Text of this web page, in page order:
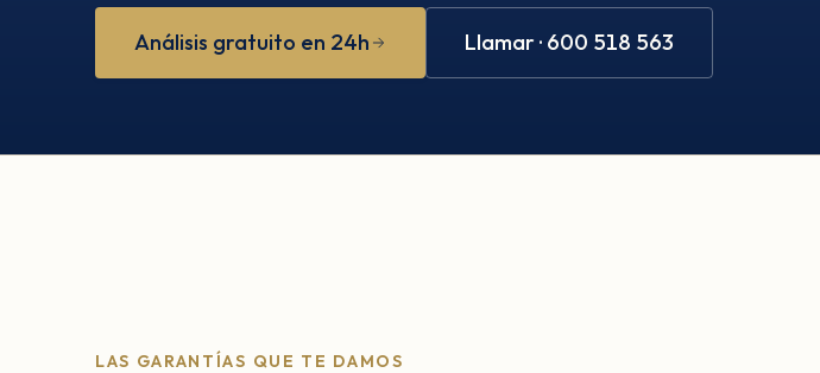
Análisis gratuito en 24h Llamar · 600 518 563
LAS GARANTÍAS QUE TE DAMOS